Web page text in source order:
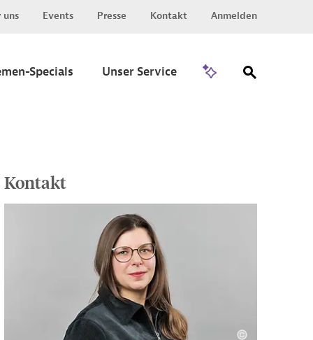
uns Events Presse Kontakt Anmelden
Specials Unser Service
Kontakt